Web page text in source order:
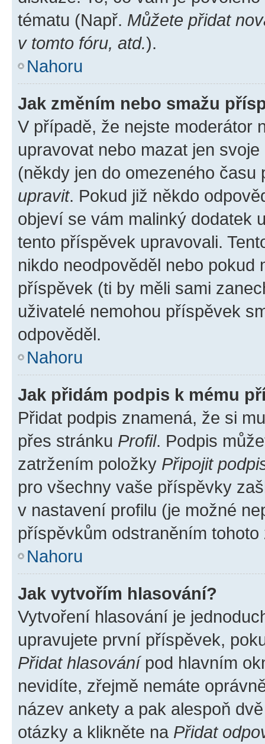
tématu (Např. Můžete přidat
v tomto fóru, atd.).
Nahoru
Jak změním nebo smažu
V případě, že nejste moderátor
upravovat nebo mazat jen
(někdy jen do omezeného
upravit. Pokud již někdo
objeví se vám malinký dodatek
tento příspěvek upravovali.
nikdo neodpověděl nebo pokud
příspěvek (ti by měli sami
uživatelé nemohou příspěvek
odpověděl.
Nahoru
Jak přidám podpis k mému
Přidat podpis znamená, že si
přes stránku Profil. Podpis
zatržením položky Připojit
pro všechny vaše příspěvky
v nastavení profilu (je možné
příspěvkům odstraněním
Nahoru
Jak vytvořím hlasování?
Vytvoření hlasování je
upravujete první příspěvek,
Přidat hlasovánípod hlavním
nevidíte, zřejmě nemáte
název ankety a pak alespoň
otázky a klikněte na Přidat